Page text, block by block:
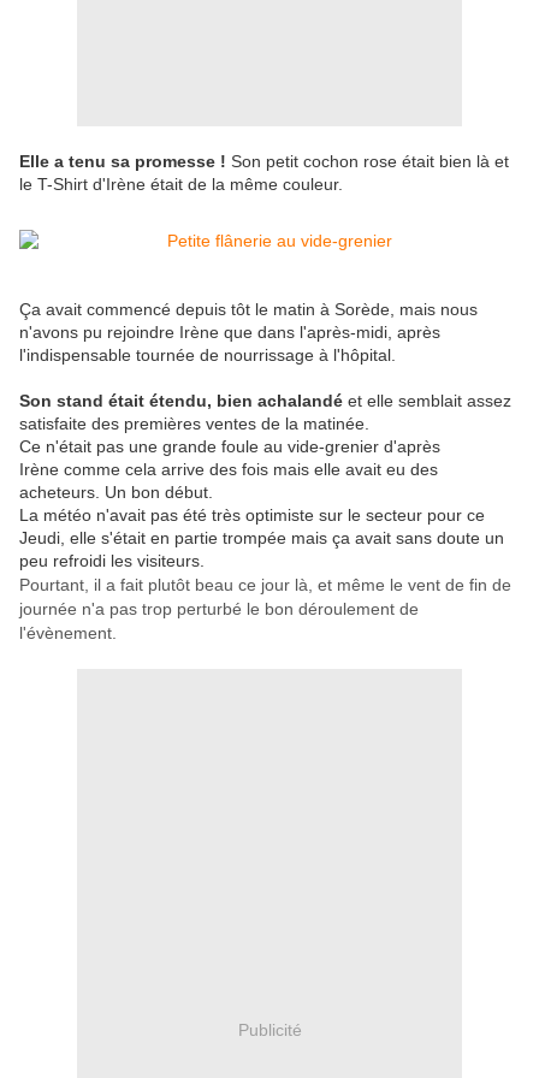
Elle a tenu sa promesse ! Son petit cochon rose était bien là et
le T-Shirt d'Irène était de la même couleur.
Ça avait commencé depuis tôt le matin à Sorède, mais nous
n'avons pu rejoindre Irène que dans l'après-midi, après
l'indispensable tournée de nourrissage à l'hôpital.
Son stand était étendu, bien achalandé et elle semblait assez
satisfaite des premières ventes de la matinée.
Ce n'était pas une grande foule au vide-grenier d'après
Irène comme cela arrive des fois mais elle avait eu des
acheteurs. Un bon début.
La météo n'avait pas été très optimiste sur le secteur pour ce
Jeudi, elle s'était en partie trompée mais ça avait sans doute un
peu refroidi les visiteurs.
Pourtant, il a fait plutôt beau ce jour là, et même le vent de fin de
journée n'a pas trop perturbé le bon déroulement de
l'évènement.
Publicité